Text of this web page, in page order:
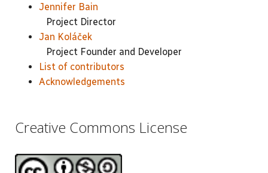
Jennifer Bain
Project Director
Jan Koláček
Project Founder and Developer
List of contributors
Acknowledgements
Creative Commons License